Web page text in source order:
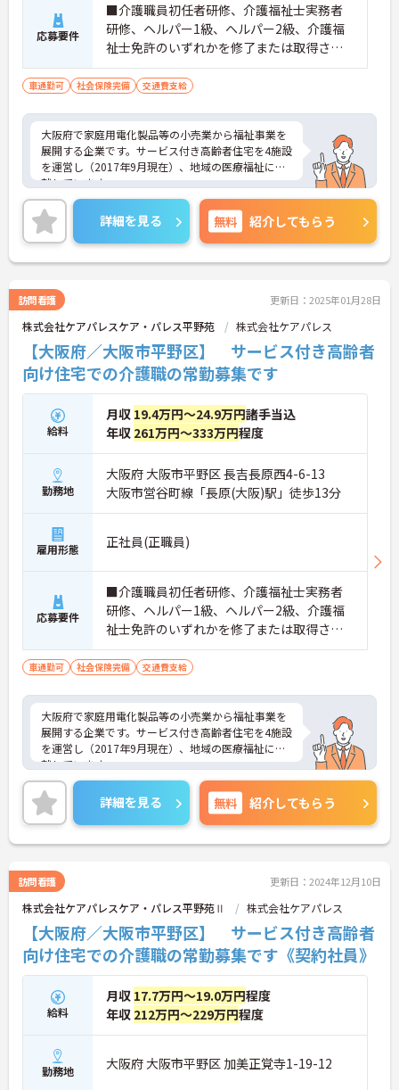
応募要件
■介護職員初任者研修、介護福祉士実務者
研修、ヘルパー1級、ヘルパー2級、介護福
祉士免許のいずれかを修了または取得され
た方
車通勤可 社会保険完備 交通費支給
大阪府で家庭用電化製品等の小売業から福祉事業を
展開する企業です。サービス付き高齢者住宅を4施設
を運営し（2017年9月現在）、地域の医療福祉に貢
献しています。
シフトの融通が利きますので、勤務日や勤務時間な
どの相談が可能です。
趣味や学業、家庭との両立はもちろん、ダブルワー
クや扶養範囲内での勤務もご相談ください。
ご興味をお持ちの方は是非お問い合わせくださいま
詳細を見る 無料 紹介してもらう
訪問看護 更新日：2025年01月28日
株式会社ケアパレスケア・パレス平野苑 株式会社ケアパレス
【大阪府／大阪市平野区】 サービス付き高齢者
向け住宅での介護職の常勤募集です
給料
月収 19.4万円～24.9万円諸手当込
年収 261万円～333万円程度
勤務地
大阪府 大阪市平野区 長吉長原西4-6-13
大阪市営谷町線「長原(大阪)駅」徒歩13分
雇用形態 正社員(正職員)
応募要件
■介護職員初任者研修、介護福祉士実務者
研修、ヘルパー1級、ヘルパー2級、介護福
祉士免許のいずれかを修了または取得され
た方
車通勤可 社会保険完備 交通費支給
大阪府で家庭用電化製品等の小売業から福祉事業を
展開する企業です。サービス付き高齢者住宅を4施設
を運営し（2017年9月現在）、地域の医療福祉に貢
献しています。
シフトの融通が利きますので、勤務日や勤務時間な
どの相談が可能です。
趣味や学業、家庭との両立はもちろん、ダブルワー
クや扶養範囲内での勤務もご相談ください。
ご興味をお持ちの方は是非お問い合わせくださいま
詳細を見る 無料 紹介してもらう
訪問看護 更新日：2024年12月10日
株式会社ケアパレスケア・パレス平野苑Ⅱ 株式会社ケアパレス
【大阪府／大阪市平野区】 サービス付き高齢者
向け住宅での介護職の常勤募集です《契約社員》
給料
月収 17.7万円～19.0万円程度
年収 212万円～229万円程度
勤務地 大阪府 大阪市平野区 加美正覚寺1-19-12